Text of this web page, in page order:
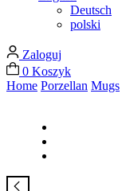
Deutsch
polski
Zaloguj
0 Koszyk
Home Porzellan Mugs